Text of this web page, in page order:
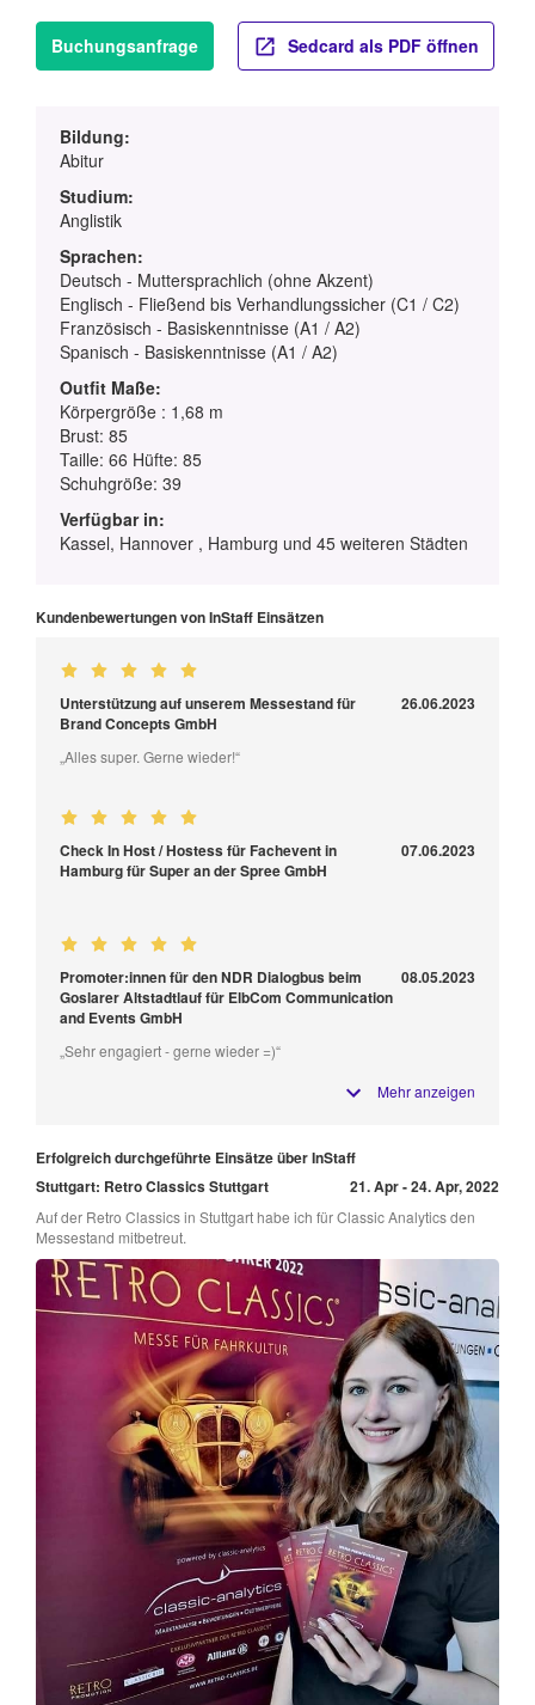
Buchungsanfrage Sedcard als PDF öffnen
Bildung:
Abitur
Studium:
Anglistik
Sprachen:
Deutsch - Muttersprachlich (ohne Akzent)
Englisch - Fließend bis Verhandlungssicher (C1 / C2)
Französisch - Basiskenntnisse (A1 / A2)
Spanisch - Basiskenntnisse (A1 / A2)
Outfit Maße:
Körpergröße : 1,68 m
Brust: 85
Taille: 66 Hüfte: 85
Schuhgröße: 39
Verfügbar in:
Kassel, Hannover , Hamburg und 45 weiteren Städten
Kundenbewertungen von InStaff Einsätzen
Unterstützung auf unserem Messestand für
Brand Concepts GmbH
26.06.2023
„Alles super. Gerne wieder!“
Check In Host / Hostess für Fachevent in
Hamburg für Super an der Spree GmbH
07.06.2023
Promoter:innen für den NDR Dialogbus beim
Goslarer Altstadtlauf für ElbCom Communication
and Events GmbH
08.05.2023
„Sehr engagiert - gerne wieder =)“
Mehr anzeigen
Erfolgreich durchgeführte Einsätze über InStaff
Stuttgart: Retro Classics Stuttgart
21. Apr - 24. Apr, 2022
Auf der Retro Classics in Stuttgart habe ich für Classic Analytics den
Messestand mitbetreut.